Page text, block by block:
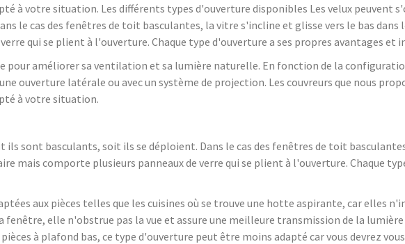
à votre situation. Les différents types d'ouverture disponibles Les velux peuvent
le cas des fenêtres de toit basculantes, la vitre s'incline et glisse vers le bas dans
qui se plient à l'ouverture. Chaque type d'ouverture a ses propres avantages et
pour améliorer sa ventilation et sa lumière naturelle. En fonction de la
ouverture latérale ou avec un système de projection. Les couvreurs que nous
à votre situation.
ils sont basculants, soit ils se déploient. Dans le cas des fenêtres de toit
mais comporte plusieurs panneaux de verre qui se plient à l'ouverture. Chaque
aux pièces telles que les cuisines où se trouve une hotte aspirante, car elles
elle n'obstrue pas la vue et assure une meilleure transmission de la lumière
à plafond bas, ce type d'ouverture peut être moins adapté car vous devrez